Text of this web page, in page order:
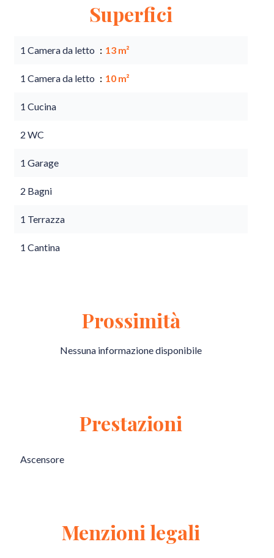
Superfici
1 Camera da letto 13 m²
1 Camera da letto 10 m²
1 Cucina
2 WC
1 Garage
2 Bagni
1 Terrazza
1 Cantina
Prossimità
Nessuna informazione disponibile
Prestazioni
Ascensore
Menzioni legali